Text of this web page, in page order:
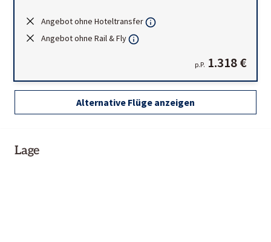
Angebot ohne Hoteltransfer
Angebot ohne Rail & Fly
p.P. 1.318 €
Alternative Flüge anzeigen
Lage